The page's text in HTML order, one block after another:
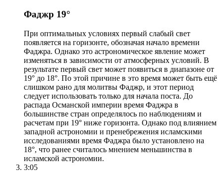
Фаджр 19°
При оптимальных условиях первый слабый свет
появляется на горизонте, обозначая начало времени
Фаджра. Однако это астрономическое явление может
изменяться в зависимости от атмосферных условий. В
результате первый свет может появиться в диапазоне от
19° до 18°. По этой причине в это время может быть ещё
слишком рано для молитвы Фаджр, и этот период
следует использовать только для начала поста. До
распада Османской империи время Фаджра в
большинстве стран определялось по наблюдениям и
расчетам при 19° ниже горизонта. Однако под влиянием
западной астрономии и пренебрежения исламскими
исследованиями время Фаджра было установлено на
18°, что ранее считалось мнением меньшинства в
исламской астрономии.
3:05